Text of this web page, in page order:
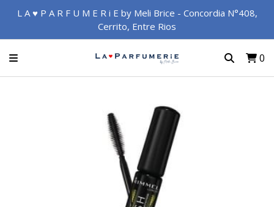
L A ♥ P A R F U M E R i E by Meli Brice - Concordia N°408,
Cerrito, Entre Rios
0